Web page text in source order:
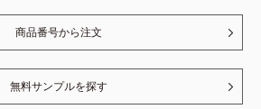
商品番号から注文
無料サンプルを探す